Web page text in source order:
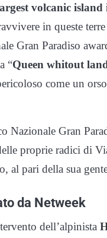
volcanic
in queste
Gran Paradiso
“Queen whitout
come un
Nazionale Gran
proprie radici di
al pari della sua
da Netweek
dell’alpinista